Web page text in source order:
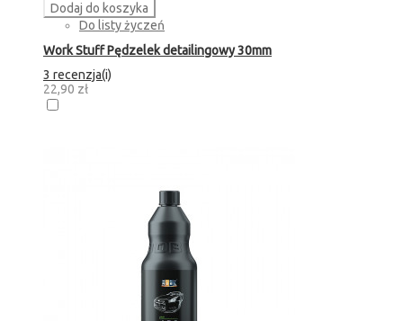
Dodaj do koszyka
Do listy życzeń
Work Stuff Pędzelek detailingowy 30mm
3 recenzja(i)
22,90 zł